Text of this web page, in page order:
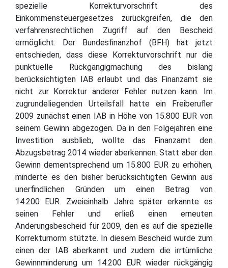
spezielle Korrekturvorschrift des
Einkommensteuergesetzes zurückgreifen, die den
verfahrensrechtlichen Zugriff auf den Bescheid
ermöglicht. Der Bundesfinanzhof (BFH) hat jetzt
entschieden, dass diese Korrekturvorschrift nur die
punktuelle Rückgängigmachung des bislang
berücksichtigten IAB erlaubt und das Finanzamt sie
nicht zur Korrektur anderer Fehler nutzen kann. Im
zugrundeliegenden Urteilsfall hatte ein Freiberufler
2009 zunächst einen IAB in Höhe von 15.800 EUR von
seinem Gewinn abgezogen. Da in den Folgejahren eine
Investition ausblieb, wollte das Finanzamt den
Abzugsbetrag 2014 wieder aberkennen. Statt aber den
Gewinn dementsprechend um 15.800 EUR zu erhöhen,
minderte es den bisher berücksichtigten Gewinn aus
unerfindlichen Gründen um einen Betrag von
14.200 EUR. Zweieinhalb Jahre später erkannte es
seinen Fehler und erließ einen erneuten
Änderungsbescheid für 2009, den es auf die spezielle
Korrekturnorm stützte. In diesem Bescheid wurde zum
einen der IAB aberkannt und zudem die irrtümliche
Gewinnminderung um 14.200 EUR wieder rückgängig